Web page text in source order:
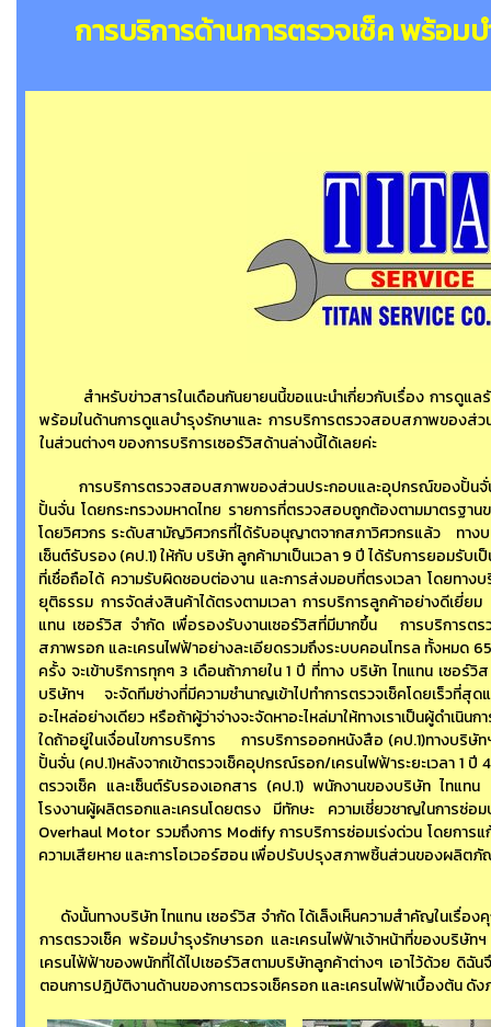
การบริการด้านการตรวจเช็ค พร้อม
สำหรับข่าวสารในเดือนกันยายนนี้ขอแนะนำเกี่ยวกับเรื่อง การดูแลรั
พร้อมในด้านการดูแลบำรุงรักษาและ การบริการตรวจสอบสภาพของส่
ในส่วนต่างๆ ของการบริการเซอร์วิสด้านล่างนี้ได้เลยค่ะ
การบริการตรวจสอบสภาพของส่วนประกอบและอุปกรณ์ของปั้นจั่น
ปั้นจั่น โดยกระทรวงมหาดไทย รายการที่ตรวจสอบถูกต้องตามมาตรฐาน
โดยวิศวกร ระดับสามัญวิศวกรที่ได้รับอนุญาตจากสภาวิศวกรแล้ว ทางบ
เซ็นต์รับรอง (คป.1) ให้กับ บริษัท ลูกค้ามาเป็นเวลา 9 ปี ได้รับการยอมรั
ที่เชื่อถือได้ ความรับผิดชอบต่องาน และการส่งมอบที่ตรงเวลา โดยทา
ยุติธรรม การจัดส่งสินค้าได้ตรงตามเวลา การบริการลูกค้าอย่างดีเยี่ย
แทน เซอร์วิส จำกัด เพื่อรองรับงานเซอร์วิสที่มีมากขึ้น การบริการตร
สภาพรอก และเครนไฟฟ้าอย่างละเอียดรวมถึงระบบคอนโทรล ทั้งหมด
ครั้ง จะเข้าบริการทุกๆ 3 เดือนถ้าภายใน 1 ปี ที่ทาง บริษัท ไทแทน เซอ
บริษัทฯ จะจัดทีมช่างที่มีความชำนาญเข้าไปทำการตรวจเช็คโดยเร็วที่สุ
อะไหล่อย่างเดียว หรือถ้าผู้ว่าจ่างจะจัดหาอะไหล่มาให้ทางเราเป็นผู้ดำเนิน
ใดถ้าอยู่ในเงื่อนไขการบริการ การบริการออกหนังสือ (คป.1)ทางบริษั
ปั้นจั่น (คป.1)หลังจากเข้าตรวจเช็คอุปกรณ์รอก/เครนไฟฟ้าระยะเวลา 1
ตรวจเช็ค และเซ็นต์รับรองเอกสาร (คป.1) พนักงานของบริษัท ไทแ
โรงงานผู้ผลิตรอกและเครนโดยตรง มีทักษะ ความเชี่ยวชาญในการซ่อ
Overhaul Motor รวมถึงการ Modify การบริการซ่อมเร่งด่วน โดยการ
ความเสียหาย และการโอเวอร์ฮอน เพื่อปรับปรุงสภาพชิ้นส่วนของผลิตภั
ดังนั้นทางบริษัท ไทแทน เซอร์วิส จำกัด ได้เล็งเห็นความสำคัญในเรื่อ
การตรวจเช็ค พร้อมบำรุงรักษารอก และเครนไฟฟ้าเจ้าหน้าที่ของบริษั
เครนไฟ้ฟ้าของพนักที่ได้ไปเซอร์วิสตามบริษัทลูกค้าต่างๆ เอาไว้ด้วย ดิฉั
ตอนการปฎิบัติงานด้านของการตวรจเช็ครอก และเครนไฟฟ้าเบื้องต้น ดัง